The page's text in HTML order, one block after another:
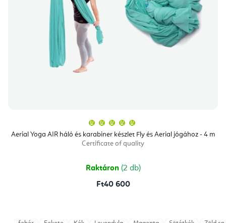
Aerial Yoga AIR háló és karabiner készlet Fly és Aerial jógához - 4 m
Certificate of quality
átlagos
értékelése
5-
csillag.
Raktáron (2 db)
Ft40 600